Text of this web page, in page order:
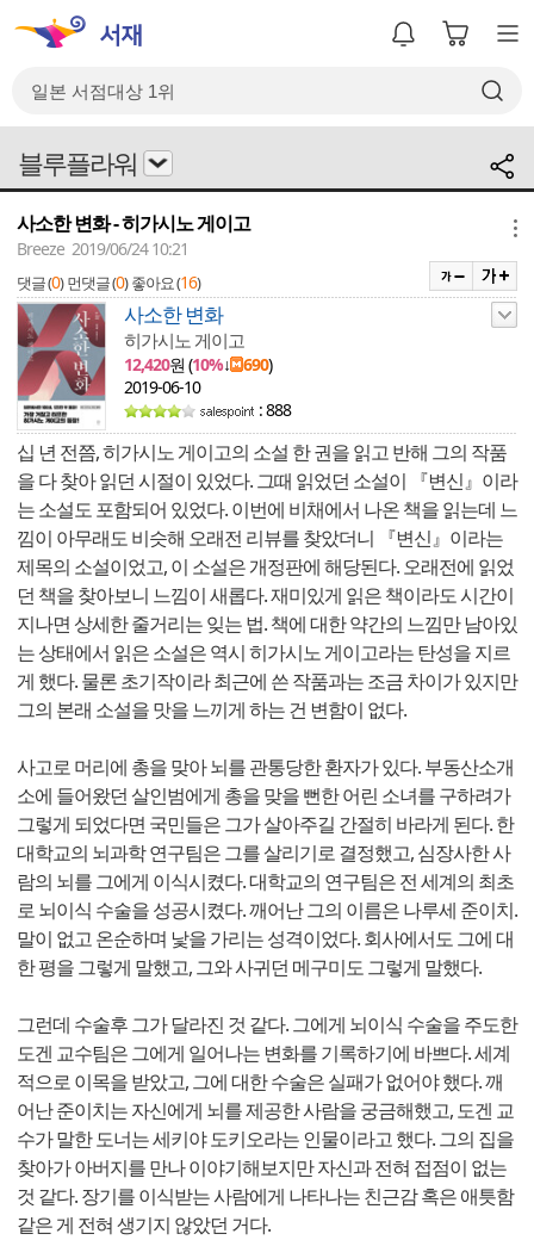
블루플라워
사소한 변화 - 히가시노 게이고
Breeze 2019/06/24 10:21
댓글 (0) 먼댓글 (0) 좋아요 (16)
사소한 변화
히가시노 게이고
12,420원 (10%↓ 690)
2019-06-10
: 888
십 년 전쯤, 히가시노 게이고의 소설 한 권을 읽고 반해 그의 작품
을 다 찾아 읽던 시절이 있었다. 그때 읽었던 소설이 『변신』이라
는 소설도 포함되어 있었다. 이번에 비채에서 나온 책을 읽는데 느
낌이 아무래도 비슷해 오래전 리뷰를 찾았더니 『변신』이라는
제목의 소설이었고, 이 소설은 개정판에 해당된다. 오래전에 읽었
던 책을 찾아보니 느낌이 새롭다. 재미있게 읽은 책이라도 시간이
지나면 상세한 줄거리는 잊는 법. 책에 대한 약간의 느낌만 남아있
는 상태에서 읽은 소설은 역시 히가시노 게이고라는 탄성을 지르
게 했다. 물론 초기작이라 최근에 쓴 작품과는 조금 차이가 있지만
그의 본래 소설을 맛을 느끼게 하는 건 변함이 없다.
사고로 머리에 총을 맞아 뇌를 관통당한 환자가 있다. 부동산소개
소에 들어왔던 살인범에게 총을 맞을 뻔한 어린 소녀를 구하려가
그렇게 되었다면 국민들은 그가 살아주길 간절히 바라게 된다. 한
대학교의 뇌과학 연구팀은 그를 살리기로 결정했고, 심장사한 사
람의 뇌를 그에게 이식시켰다. 대학교의 연구팀은 전 세계의 최초
로 뇌이식 수술을 성공시켰다. 깨어난 그의 이름은 나루세 준이치.
말이 없고 온순하며 낯을 가리는 성격이었다. 회사에서도 그에 대
한 평을 그렇게 말했고, 그와 사귀던 메구미도 그렇게 말했다.
그런데 수술후 그가 달라진 것 같다. 그에게 뇌이식 수술을 주도한
도겐 교수팀은 그에게 일어나는 변화를 기록하기에 바쁘다. 세계
적으로 이목을 받았고, 그에 대한 수술은 실패가 없어야 했다. 깨
어난 준이치는 자신에게 뇌를 제공한 사람을 궁금해했고, 도겐 교
수가 말한 도너는 세키야 도키오라는 인물이라고 했다. 그의 집을
찾아가 아버지를 만나 이야기해보지만 자신과 전혀 접점이 없는
것 같다. 장기를 이식받는 사람에게 나타나는 친근감 혹은 애틋함
같은 게 전혀 생기지 않았던 거다.